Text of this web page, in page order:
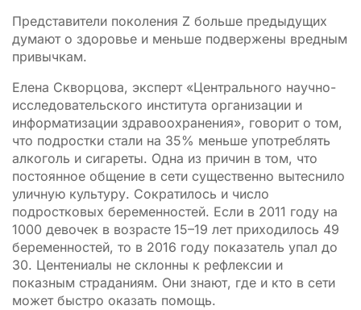
Представители поколения Z больше предыдущих
думают о здоровье и меньше подвержены вредным
привычкам.
Елена Скворцова, эксперт «Центрального научно-
исследовательского института организации и
информатизации здравоохранения», говорит о том,
что подростки стали на 35% меньше употреблять
алкоголь и сигареты. Одна из причин в том, что
постоянное общение в сети существенно вытеснило
уличную культуру. Сократилось и число
подростковых беременностей. Если в 2011 году на
1000 девочек в возрасте 15–19 лет приходилось 49
беременностей, то в 2016 году показатель упал до
30. Центениалы не склонны к рефлексии и
показным страданиям. Они знают, где и кто в сети
может быстро оказать помощь.